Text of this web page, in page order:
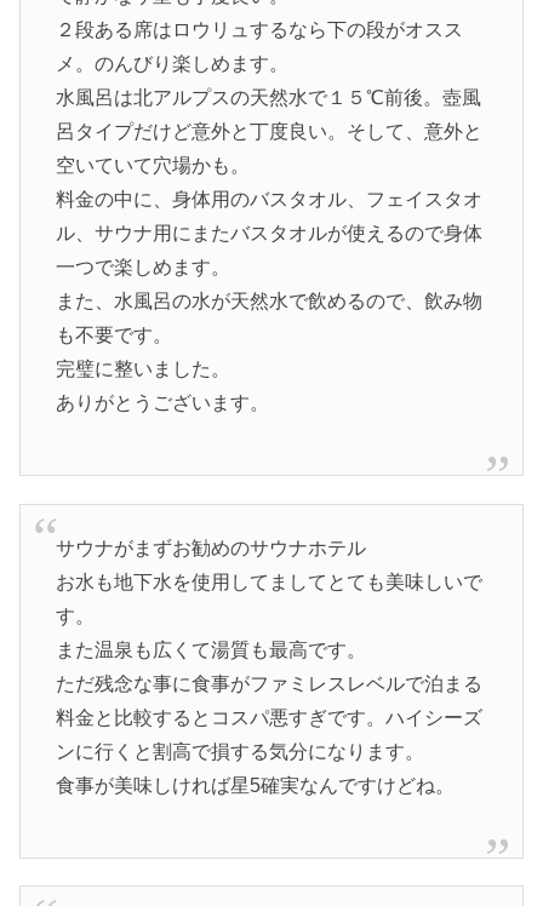
２段ある席はロウリュするなら下の段がオスス
メ。のんびり楽しめます。
水風呂は北アルプスの天然水で１５℃前後。壺風
呂タイプだけど意外と丁度良い。そして、意外と
空いていて穴場かも。
料金の中に、身体用のバスタオル、フェイスタオ
ル、サウナ用にまたバスタオルが使えるので身体
一つで楽しめます。
また、水風呂の水が天然水で飲めるので、飲み物
も不要です。
完璧に整いました。
ありがとうございます。
サウナがまずお勧めのサウナホテル
お水も地下水を使用してましてとても美味しいで
す。
また温泉も広くて湯質も最高です。
ただ残念な事に食事がファミレスレベルで泊まる
料金と比較するとコスパ悪すぎです。ハイシーズ
ンに行くと割高で損する気分になります。
食事が美味しければ星5確実なんですけどね。